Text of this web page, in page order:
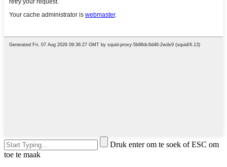
Druk enter om te soek of ESC om
toe te maak